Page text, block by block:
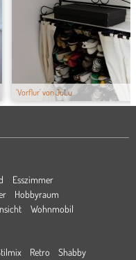
'Vorflur' von JuLu
Esszimmer
Hobbyraum
Wohnmobil
Retro
Shabby